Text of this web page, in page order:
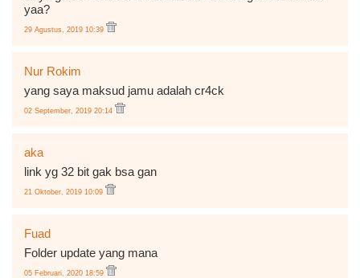
yaa?
29 Agustus, 2019 10:39
Nur Rokim
yang saya maksud jamu adalah cr4ck
02 September, 2019 20:14
aka
link yg 32 bit gak bsa gan
21 Oktober, 2019 10:09
Fuad
Folder update yang mana
05 Februari, 2020 18:59